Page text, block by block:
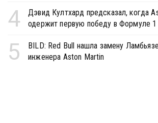
4
Дэвид Култхард предсказал, когда
одержит первую победу в Формуле 1
5
BILD: Red Bull нашла замену
инженера Aston Martin